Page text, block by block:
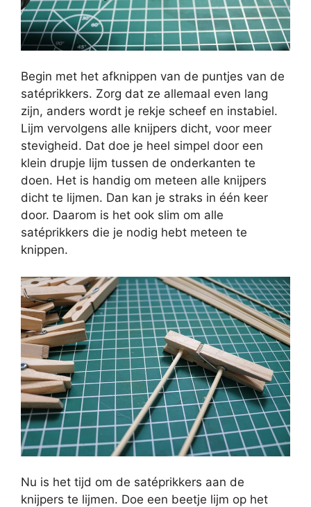
Begin met het afknippen van de puntjes van de
satéprikkers. Zorg dat ze allemaal even lang
zijn, anders wordt je rekje scheef en instabiel.
Lijm vervolgens alle knijpers dicht, voor meer
stevigheid. Dat doe je heel simpel door een
klein drupje lijm tussen de onderkanten te
doen. Het is handig om meteen alle knijpers
dicht te lijmen. Dan kan je straks in één keer
door. Daarom is het ook slim om alle
satéprikkers die je nodig hebt meteen te
knippen.
Nu is het tijd om de satéprikkers aan de
knijpers te lijmen. Doe een beetje lijm op het